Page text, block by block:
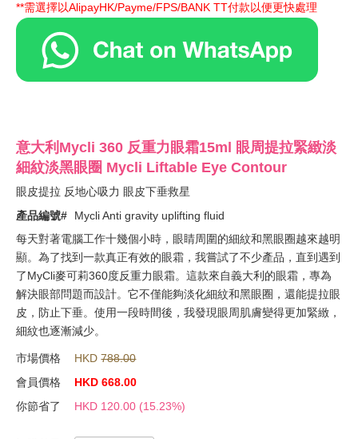
**需選擇以AlipayHK/Payme/FPS/BANK TT付款以便更快處理
意大利Mycli 360 反重力眼霜15ml 眼周提拉緊緻淡
細紋淡黑眼圈 Mycli Liftable Eye Contour
眼皮提拉 反地心吸力 眼皮下垂救星
產品編號#
Mycli Anti gravity uplifting fluid
每天對著電腦工作十幾個小時，眼睛周圍的細紋和黑眼圈越來越明
顯。為了找到一款真正有效的眼霜，我嘗試了不少產品，直到遇到
了MyCli麥可莉360度反重力眼霜。這款來自義大利的眼霜，專為
解決眼部問題而設計。它不僅能夠淡化細紋和黑眼圈，還能提拉眼
皮，防止下垂。使用一段時間後，我發現眼周肌膚變得更加緊緻，
細紋也逐漸減少。
市場價格 HKD788.00
會員價格
HKD668.00
你節省了
HKD 120.00 (15.23%)